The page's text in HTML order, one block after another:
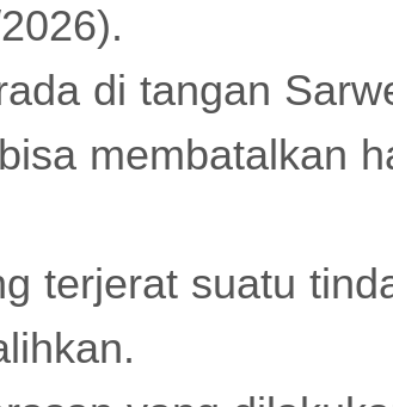
di tangan
membatalkan
terjerat suatu